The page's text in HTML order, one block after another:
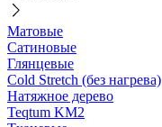
Матовые
Сатиновые
Глянцевые
Cold Stretch (без нагрева)
Натяжное дерево
Teqtum KM2